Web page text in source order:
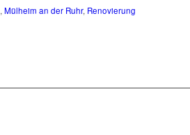
, Mülheim an der Ruhr, Renovierung